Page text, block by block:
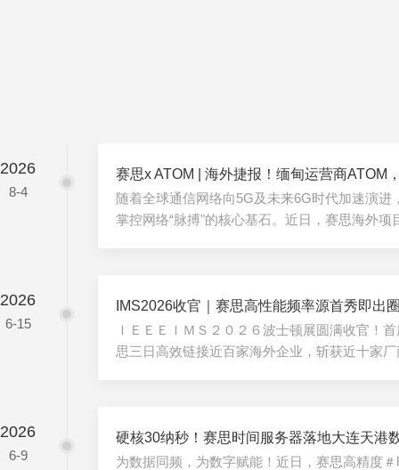
2026
8-4
赛思x ATOM | 海外捷报！缅甸运营商ATOM
随着全球通信网络向5G及未来6G时代加速演进
掌控网络“脉搏"的核心基石。近日，赛思海外项
#ATOM#（
1800万，网络覆盖缅甸300个镇区、部署8300
率...
2026
6-15
IMS2026收官｜赛思高性能频率源首秀即出
ＩＥＥＥＩＭＳ２０２６波士顿展圆满收官！
思三日高效链接近百家海外企业，斩获近十家
月９日至６月１１日在美国波士顿举办。作为
标＂，本届ＩＭＳ汇聚来自５５个国家的８，
2026
6-9
硬核30纳秒！赛思时间服务器落地大连天港
为数据同频，为数字赋能！近日，赛思高精度